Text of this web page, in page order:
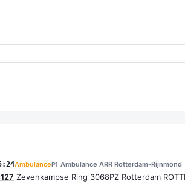
AmbulanceP1 Ambulance ARR Rotterdam-Rijnmond
Zevenkampse Ring 3068PZ Rotterdam